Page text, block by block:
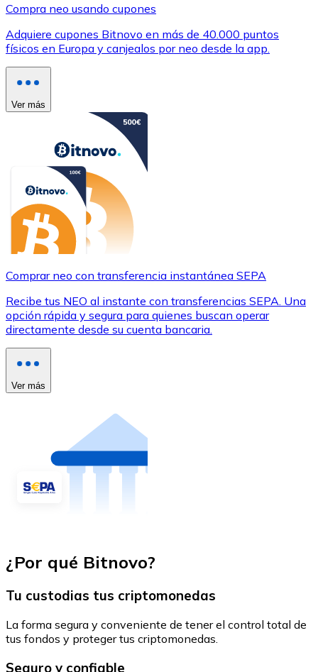
Compra neo usando cupones
Adquiere cupones Bitnovo en más de 40.000 puntos
físicos en Europa y canjealos por neo desde la app.
Ver más
Comprar neo con transferencia instantánea SEPA
Recibe tus NEO al instante con transferencias SEPA. Una
opción rápida y segura para quienes buscan operar
directamente desde su cuenta bancaria.
Ver más
¿Por qué Bitnovo?
Tu custodias tus criptomonedas
La forma segura y conveniente de tener el control total de
tus fondos y proteger tus criptomonedas.
Seguro y confiable